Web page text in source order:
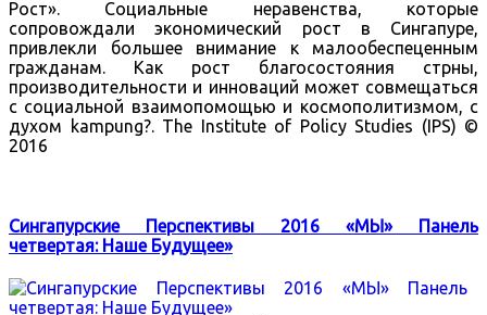
Рост». Социальные неравенства, которые
сопровождали экономический рост в Сингапуре,
привлекли большее внимание к малообеспеценным
гражданам. Как рост благосостояния стрны,
производительности и инноваций может совмещаться
с социальной взаимопомощью и космополитизмом, с
духом kampung?. The Institute of Policy Studies (IPS) ©
2016
Сингапурские Перспективы 2016 «МЫ» Панель
четвертая: Наше Будущее»